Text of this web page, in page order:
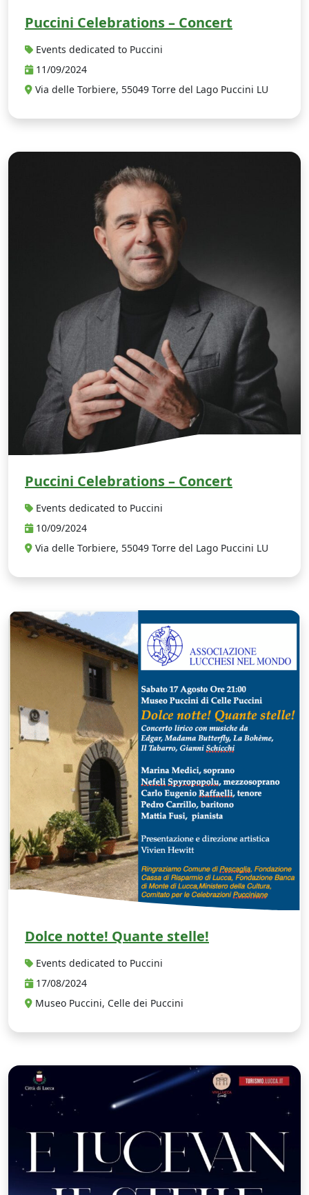
Puccini Celebrations – Concert
Events dedicated to Puccini
11/09/2024
Via delle Torbiere, 55049 Torre del Lago Puccini LU
Puccini Celebrations – Concert
Events dedicated to Puccini
10/09/2024
Via delle Torbiere, 55049 Torre del Lago Puccini LU
Dolce notte! Quante stelle!
Events dedicated to Puccini
17/08/2024
Museo Puccini, Celle dei Puccini